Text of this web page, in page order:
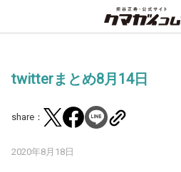
twitterまとめ8月14日
share：
2020年8月18日